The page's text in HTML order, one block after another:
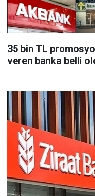
35 bin TL
veren banka belli